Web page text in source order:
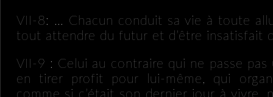
VII-8: … Chacun conduit sa vie à toute
tout attendre du futur et d’être insatisfait
VII-9 : Celui au contraire qui ne passe pas
en tirer profit pour lui-même, qui
comme si c’était son dernier jour à vivre,